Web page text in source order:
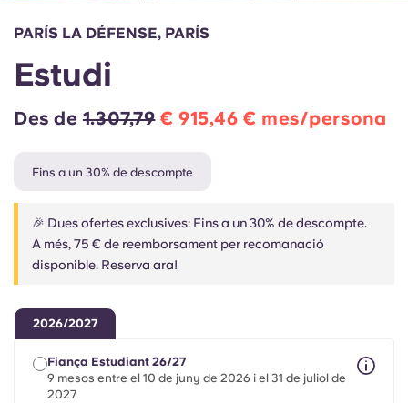
English (US)
Español
Català
Deutsch
Portuguese
PARÍS LA DÉFENSE, PARÍS
Estudi
Des de 1.307,79 € 915,46 € mes/persona
Fins a un 30% de descompte
🎉 Dues ofertes exclusives: Fins a un 30% de descompte.
A més, 75 € de reemborsament per recomanació
disponible. Reserva ara!
2026/2027
Fiança Estudiant 26/27
9 mesos entre el 10 de juny de 2026 i el 31 de juliol de
2027